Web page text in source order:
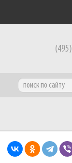
(495)